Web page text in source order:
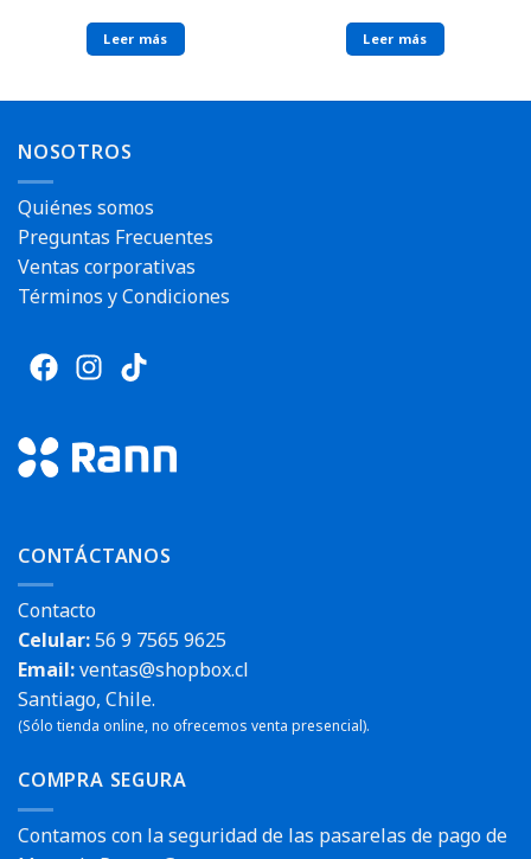
Leer más Leer más
NOSOTROS
Quiénes somos
Preguntas Frecuentes
Ventas corporativas
Términos y Condiciones
CONTÁCTANOS
Contacto
Celular:56 9 7565 9625
Email:ventas@shopbox.cl
Santiago, Chile.
(Sólo tienda online, no ofrecemos venta presencial).
COMPRA SEGURA
Contamos con la seguridad de las pasarelas de pago de